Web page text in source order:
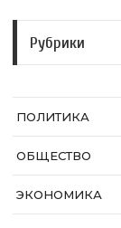
Рубрики
ПОЛИТИКА
ОБЩЕСТВО
ЭКОНОМИКА